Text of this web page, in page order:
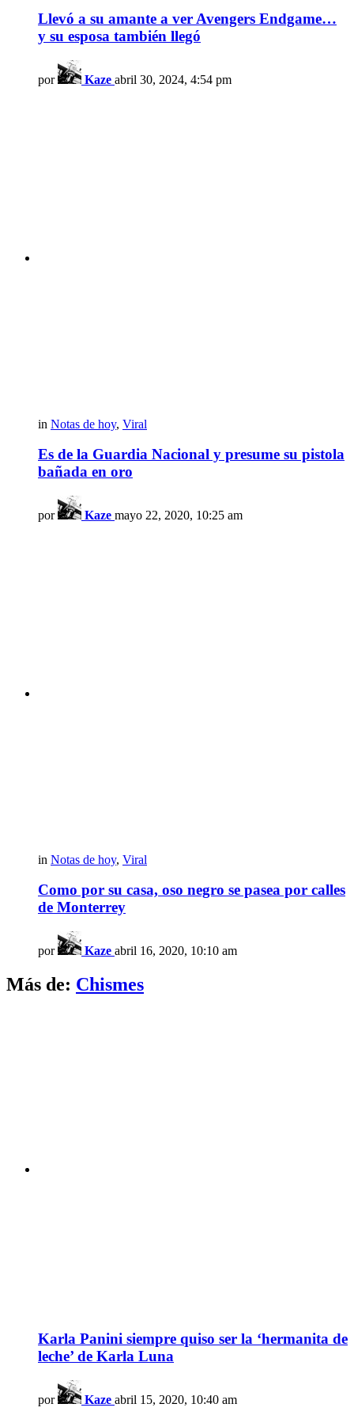
Llevó a su amante a ver Avengers Endgame…
y su esposa también llegó
por Kaze abril 30, 2024, 4:54 pm
in Notas de hoy, Viral
Es de la Guardia Nacional y presume su pistola
bañada en oro
por Kaze mayo 22, 2020, 10:25 am
in Notas de hoy, Viral
Como por su casa, oso negro se pasea por calles
de Monterrey
por Kaze abril 16, 2020, 10:10 am
Más de: Chismes
Karla Panini siempre quiso ser la ‘hermanita de
leche’ de Karla Luna
por Kaze abril 15, 2020, 10:40 am